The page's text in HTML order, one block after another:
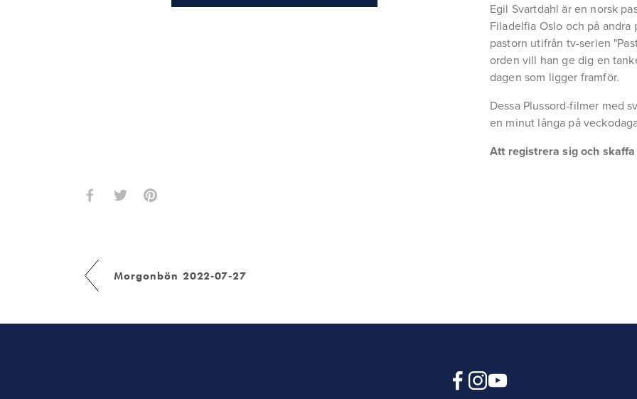
Egil Svartdahl är en norsk
Filadelfia Oslo och på andra
pastorn utifrån tv-serien
orden vill han ge dig en
dagen som ligger framför.
Dessa Plussord-filmer med
en minut långa på
Att registrera sig och
Morgonbön 2022-07-27